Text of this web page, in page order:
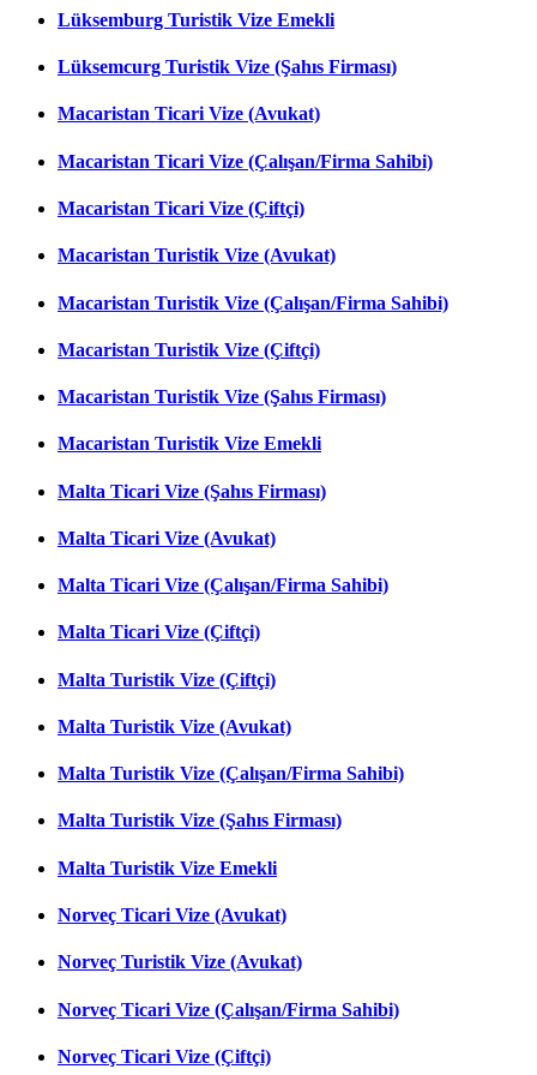
Lüksemburg Turistik Vize Emekli
Lüksemcurg Turistik Vize (Şahıs Firması)
Macaristan Ticari Vize (Avukat)
Macaristan Ticari Vize (Çalışan/Firma Sahibi)
Macaristan Ticari Vize (Çiftçi)
Macaristan Turistik Vize (Avukat)
Macaristan Turistik Vize (Çalışan/Firma Sahibi)
Macaristan Turistik Vize (Çiftçi)
Macaristan Turistik Vize (Şahıs Firması)
Macaristan Turistik Vize Emekli
Malta Ticari Vize (Şahıs Firması)
Malta Ticari Vize (Avukat)
Malta Ticari Vize (Çalışan/Firma Sahibi)
Malta Ticari Vize (Çiftçi)
Malta Turistik Vize (Çiftçi)
Malta Turistik Vize (Avukat)
Malta Turistik Vize (Çalışan/Firma Sahibi)
Malta Turistik Vize (Şahıs Firması)
Malta Turistik Vize Emekli
Norveç Ticari Vize (Avukat)
Norveç Turistik Vize (Avukat)
Norveç Ticari Vize (Çalışan/Firma Sahibi)
Norveç Ticari Vize (Çiftçi)